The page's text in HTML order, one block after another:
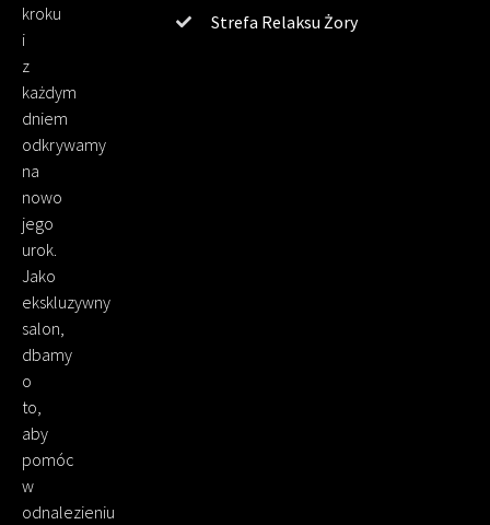
kroku
i
z
każdym
dniem
odkrywamy
na
nowo
jego
urok.
Jako
ekskluzywny
salon,
dbamy
o
to,
aby
pomóc
w
odnalezieniu
Strefa Relaksu Żory